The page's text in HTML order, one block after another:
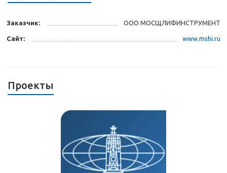
Заказчик: ООО МОСЩЛИФИНСТРУМЕНТ
Сайт: www.mshi.ru
Проекты